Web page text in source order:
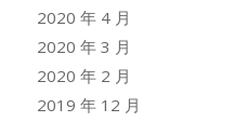
2020 年 4 月
2020 年 3 月
2020 年 2 月
2019 年 12 月